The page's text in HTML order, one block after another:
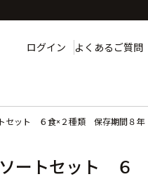
ログイン よくあるご質問
セット ６食×２種類 保存期間８年
ートセット ６